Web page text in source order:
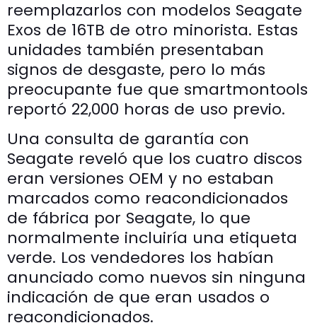
reemplazarlos con modelos Seagate
Exos de 16TB de otro minorista. Estas
unidades también presentaban
signos de desgaste, pero lo más
preocupante fue que smartmontools
reportó 22,000 horas de uso previo.
Una consulta de garantía con
Seagate reveló que los cuatro discos
eran versiones OEM y no estaban
marcados como reacondicionados
de fábrica por Seagate, lo que
normalmente incluiría una etiqueta
verde. Los vendedores los habían
anunciado como nuevos sin ninguna
indicación de que eran usados o
reacondicionados.